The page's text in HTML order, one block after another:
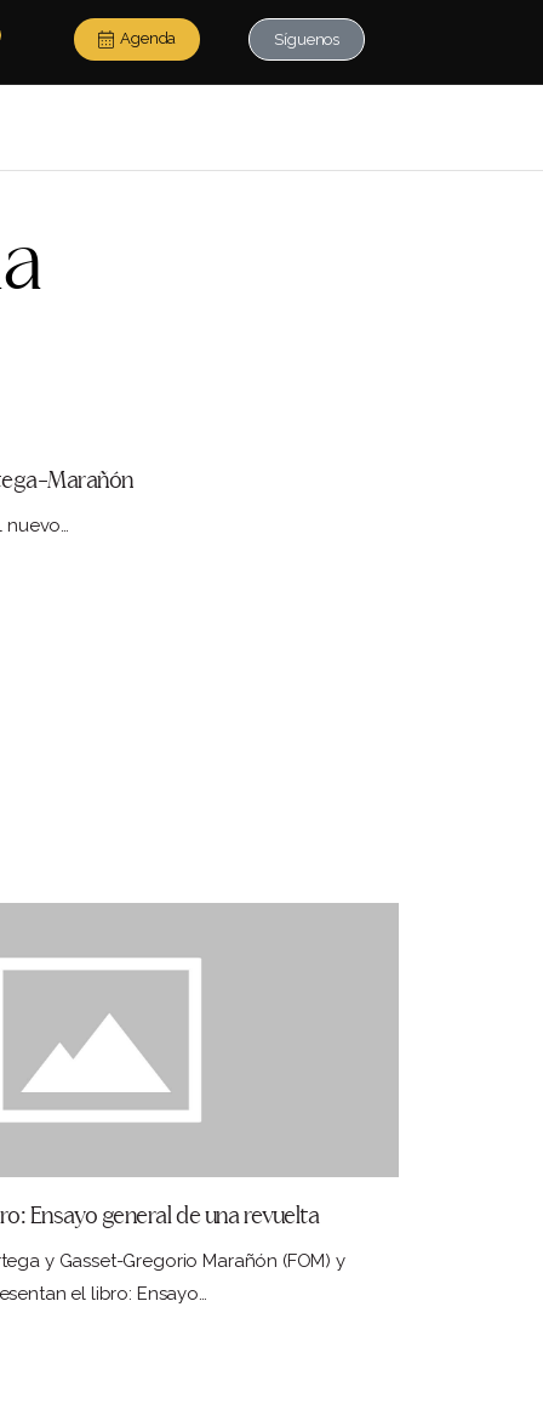
Agenda Síguenos
Marañón
Ensayo general de una revuelta
y Gasset-Gregorio Marañón (FOM) y
el libro: Ensayo…